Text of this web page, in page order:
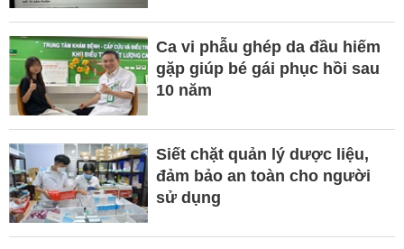
Ca vi phẫu ghép da đầu hiếm
gặp giúp bé gái phục hồi sau
10 năm
Siết chặt quản lý dược liệu,
đảm bảo an toàn cho người
sử dụng